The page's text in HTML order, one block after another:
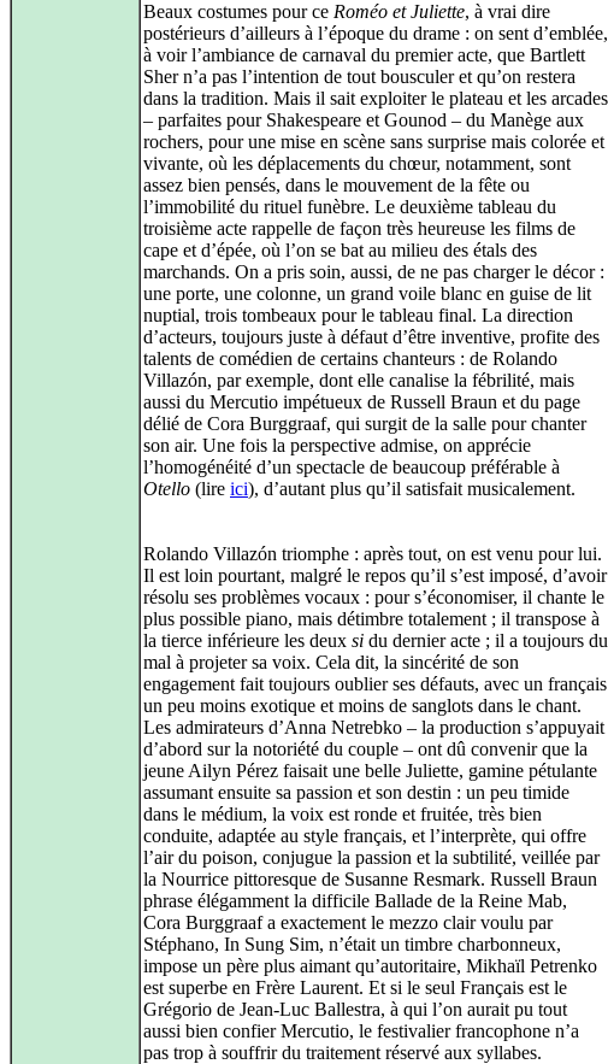
Beaux costumes pour ce Roméo et Juliette, à vrai dire
postérieurs d’ailleurs à l’époque du drame : on sent d’emblée,
à voir l’ambiance de carnaval du premier acte, que Bartlett
Sher n’a pas l’intention de tout bousculer et qu’on restera
dans la tradition. Mais il sait exploiter le plateau et les arcades
– parfaites pour Shakespeare et Gounod – du Manège aux
rochers, pour une mise en scène sans surprise mais colorée et
vivante, où les déplacements du chœur, notamment, sont
assez bien pensés, dans le mouvement de la fête ou
l’immobilité du rituel funèbre. Le deuxième tableau du
troisième acte rappelle de façon très heureuse les films de
cape et d’épée, où l’on se bat au milieu des étals des
marchands. On a pris soin, aussi, de ne pas charger le décor :
une porte, une colonne, un grand voile blanc en guise de lit
nuptial, trois tombeaux pour le tableau final. La direction
d’acteurs, toujours juste à défaut d’être inventive, profite des
talents de comédien de certains chanteurs : de Rolando
Villazón, par exemple, dont elle canalise la fébrilité, mais
aussi du Mercutio impétueux de Russell Braun et du page
délié de Cora Burggraaf, qui surgit de la salle pour chanter
son air. Une fois la perspective admise, on apprécie
l’homogénéité d’un spectacle de beaucoup préférable à
Otello (lire ici), d’autant plus qu’il satisfait musicalement.
Rolando Villazón triomphe : après tout, on est venu pour lui.
Il est loin pourtant, malgré le repos qu’il s’est imposé, d’avoir
résolu ses problèmes vocaux : pour s’économiser, il chante le
plus possible piano, mais détimbre totalement ; il transpose à
la tierce inférieure les deux si du dernier acte ; il a toujours du
mal à projeter sa voix. Cela dit, la sincérité de son
engagement fait toujours oublier ses défauts, avec un français
un peu moins exotique et moins de sanglots dans le chant.
Les admirateurs d’Anna Netrebko – la production s’appuyait
d’abord sur la notoriété du couple – ont dû convenir que la
jeune Ailyn Pérez faisait une belle Juliette, gamine pétulante
assumant ensuite sa passion et son destin : un peu timide
dans le médium, la voix est ronde et fruitée, très bien
conduite, adaptée au style français, et l’interprète, qui offre
l’air du poison, conjugue la passion et la subtilité, veillée par
la Nourrice pittoresque de Susanne Resmark. Russell Braun
phrase élégamment la difficile Ballade de la Reine Mab,
Cora Burggraaf a exactement le mezzo clair voulu par
Stéphano, In Sung Sim, n’était un timbre charbonneux,
impose un père plus aimant qu’autoritaire, Mikhaïl Petrenko
est superbe en Frère Laurent. Et si le seul Français est le
Grégorio de Jean-Luc Ballestra, à qui l’on aurait pu tout
aussi bien confier Mercutio, le festivalier francophone n’a
pas trop à souffrir du traitement réservé aux syllabes.